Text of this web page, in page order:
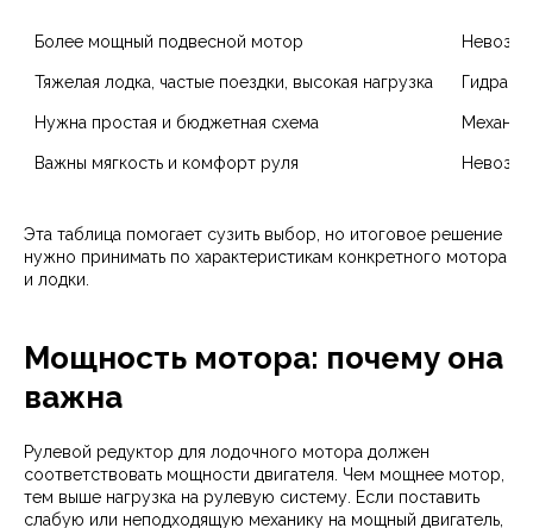
Более мощный подвесной мотор
Тяжелая лодка, частые поездки, высокая нагрузка
Нужна простая и бюджетная схема
Важны мягкость и комфорт руля
Эта таблица помогает сузить выбор, но итоговое решение
нужно принимать по характеристикам конкретного мотора
и лодки.
Мощность мотора: почему она
важна
Рулевой редуктор для лодочного мотора должен
соответствовать мощности двигателя. Чем мощнее мотор,
тем выше нагрузка на рулевую систему. Если поставить
слабую или неподходящую механику на мощный двигатель,